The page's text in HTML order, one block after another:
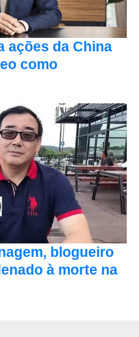
ações da China
como
blogueiro
à morte na